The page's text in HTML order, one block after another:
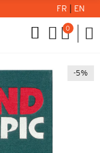
FR EN
0
-5%